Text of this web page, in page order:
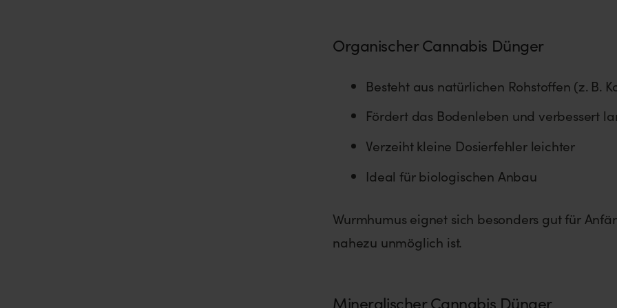
Organischer Cannabis Dünger
Besteht aus natürlichen Rohstoffen (z. B.
Fördert das Bodenleben und verbessert
Verzeiht kleine Dosierfehler leichter
Ideal für biologischen Anbau
Wurmhumus eignet sich besonders gut für
nahezu unmöglich ist.
Mineralischer Cannabis Dünger